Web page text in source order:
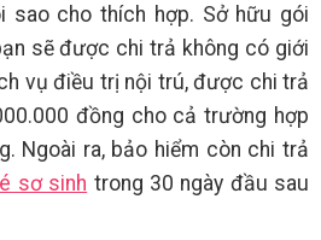
sao cho thích hợp. Sở hữu gói
sẽ được chi trả không có giới
vụ điều trị nội trú, được chi trả
đồng cho cả trường hợp
Ngoài ra, bảo hiểm còn chi trả
sơ sinh trong 30 ngày đầu sau